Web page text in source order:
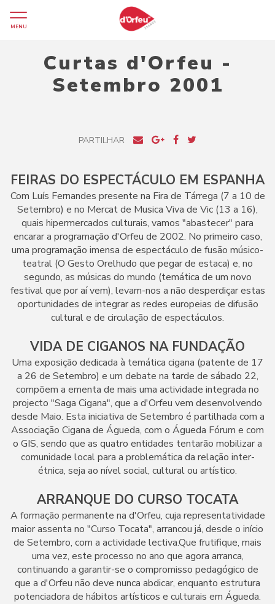
MENU
Curtas d'Orfeu -
Setembro 2001
PARTILHAR
FEIRAS DO ESPECTÁCULO EM ESPANHA
Com Luís Fernandes presente na Fira de Tárrega (7 a 10 de
Setembro) e no Mercat de Musica Viva de Vic (13 a 16),
quais hipermercados culturais, vamos "abastecer" para
encarar a programação d'Orfeu de 2002. No primeiro caso,
uma programação imensa de espectáculo de fusão músico-
teatral (O Gesto Orelhudo que pegar de estaca) e, no
segundo, as músicas do mundo (temática de um novo
festival que por aí vem), levam-nos a não desperdiçar estas
oportunidades de integrar as redes europeias de difusão
cultural e de circulação de espectáculos.
VIDA DE CIGANOS NA FUNDAÇÃO
Uma exposição dedicada à temática cigana (patente de 17
a 26 de Setembro) e um debate na tarde de sábado 22,
compõem a ementa de mais uma actividade integrada no
projecto "Saga Cigana", que a d'Orfeu vem desenvolvendo
desde Maio. Esta iniciativa de Setembro é partilhada com a
Associação Cigana de Águeda, com o Águeda Fórum e com
o GIS, sendo que as quatro entidades tentarão mobilizar a
comunidade local para a problemática da relação inter-
étnica, seja ao nível social, cultural ou artístico.
ARRANQUE DO CURSO TOCATA
A formação permanente na d'Orfeu, cuja representatividade
maior assenta no "Curso Tocata", arrancou já, desde o início
de Setembro, com a actividade lectiva.Que frutifique, mais
uma vez, este processo no ano que agora arranca,
continuando a garantir-se o compromisso pedagógico de
que a d'Orfeu não deve nunca abdicar, enquanto estrutura
potenciadora de hábitos artísticos e culturais em Águeda.